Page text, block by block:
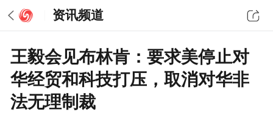
资讯频道
王毅会见布林肯：要求美停止对
华经贸和科技打压，取消对华非
法无理制裁